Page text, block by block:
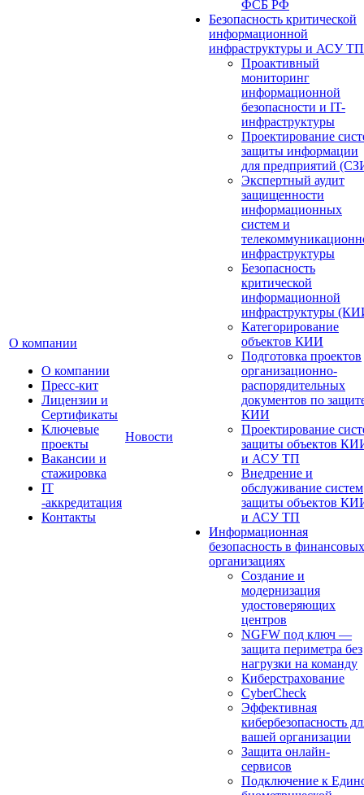
О компании
О компании
Пресс-кит
Лицензии и
Сертификаты
Ключевые
проекты
Вакансии и
стажировка
IT
-аккредитация
Контакты
Новости
ФСБ РФ
Безопасность критической
информационной
инфраструктуры и АСУ ТП
Проактивный
мониторинг
информационной
безопасности и IT-
инфраструктуры
Проектирование
защиты информации
для предприятий
Экспертный аудит
защищенности
информационных
систем и
инфраструктуры
Безопасность
критической
информационной
инфраструктуры
Категорирование
объектов КИИ
Подготовка проектов
организационно-
распорядительных
документов по
КИИ
Проектирование
защиты объектов
и АСУ ТП
Внедрение и
обслуживание систем
защиты объектов
и АСУ ТП
Информационная
безопасность в финансовых
организациях
Создание и
модернизация
удостоверяющих
центров
NGFW под ключ —
защита периметра без
нагрузки на команду
Киберстрахование
CyberCheck
Эффективная
кибербезопасность
вашей организации
Защита онлайн-
сервисов
Подключение к